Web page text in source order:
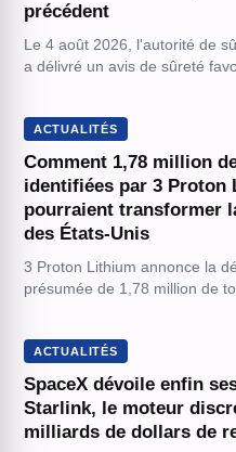
précédent
Le 4 août 2026, l'autorité de
a délivré un avis de sûreté
ACTUALITÉS
Comment 1,78 million
identifiées par 3 Proton
pourraient transformer
des États-Unis
3 Proton Lithium annonce la
présumée de 1,78 million de
ACTUALITÉS
SpaceX dévoile enfin
Starlink, le moteur
milliards de dollars de